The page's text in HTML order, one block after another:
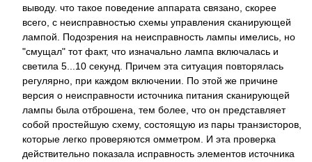
выводу. что такое поведение аппарата связано, скорее
всего, с неисправностью схемы управления сканирующей
лампой. Подозрения на неисправность лампы имелись, но
"смущал" тот факт, что изначально лампа включалась и
светила 5...10 секунд. Причем эта ситуация повторялась
регулярно, при каждом включении. По этой же причине
версия о неисправности источника питания сканирующей
лампы была отброшена, тем более, что он представляет
собой простейшую схему, состоящую из пары транзисторов,
которые легко проверяются омметром. И эта проверка
действительно показала исправность элементов источника